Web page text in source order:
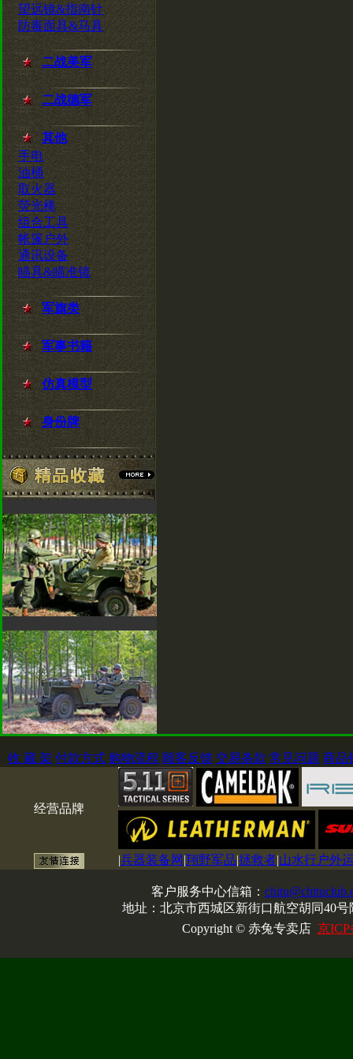
望远镜&指南针
防毒面具&马具
二战美军
二战德军
其他
手电
油桶
取火器
荧光棒
组合工具
帐篷户外
通讯设备
瞄具&瞄准镜
军旗类
军事书籍
仿真模型
身份牌
收 藏 架 付款方式 购物流程 顾客反馈 交易条款 常见问题 商品
经营品牌
|兵器装备网 |翔野军品|拯救者|山水行户外
客户服务中心信箱：
地址：北京市西城区新街口航空胡同40
Copyright © 赤兔专卖店 京ICP